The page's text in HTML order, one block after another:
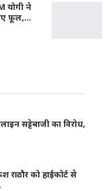
योगी ने
फूल,…
सट्टेबाजी का विरोध,
राठौर को हाईकोर्ट से